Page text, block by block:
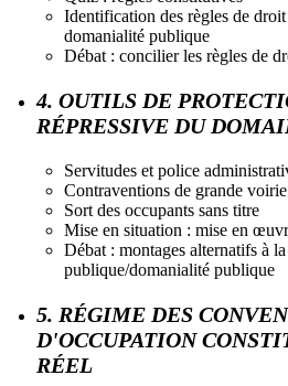
Identification des règles de
domanialité publique
Débat : concilier les règles de
4. OUTILS DE
RÉPRESSIVE DU
Servitudes et police
Contraventions de grande voirie
Sort des occupants sans titre
Mise en situation : mise en
Débat : montages alternatifs à
publique/domanialité publique
5. RÉGIME DES
D'OCCUPATION
RÉEL